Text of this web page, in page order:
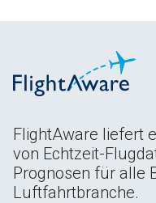
FlightAware liefert
von Echtzeit-
Prognosen für alle
Luftfahrtbranche.